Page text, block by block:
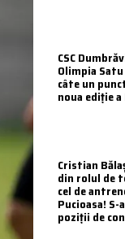
CSC
Olimpia
câte un
noua ediție
Cristian
din rolul de
cel de
Pucioasa!
poziții de